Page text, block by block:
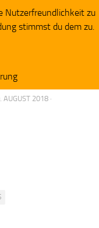
Nautilus
AUGUST 2018 ·
Nutzerfreundlichkeit zu
stimmst du dem zu.